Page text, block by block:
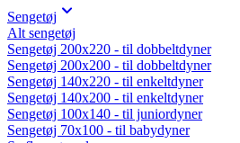
Sengetøj
Alt sengetøj
Sengetøj 200x220 - til dobbeltdyner
Sengetøj 200x200 - til dobbeltdyner
Sengetøj 140x220 - til enkeltdyner
Sengetøj 140x200 - til enkeltdyner
Sengetøj 100x140 - til juniordyner
Sengetøj 70x100 - til babydyner